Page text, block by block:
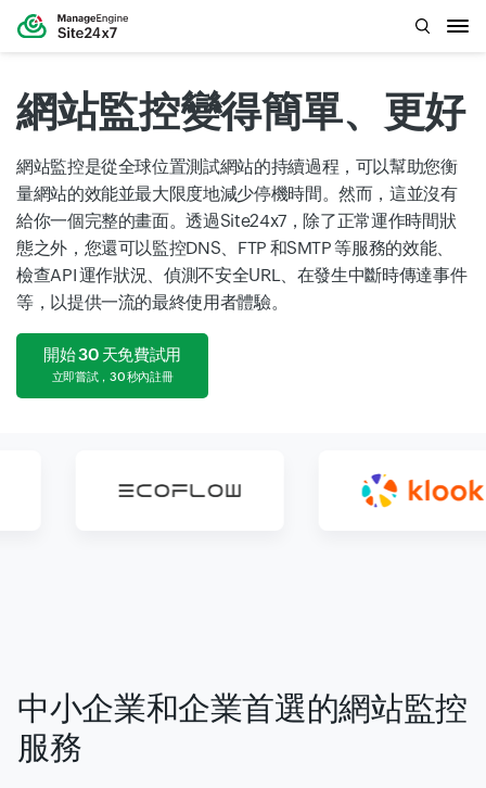
網站監控變得簡單、更好
網站監控是從全球位置測試網站的持續過程，可以幫助您衡
量網站的效能並最大限度地減少停機時間。然而，這並沒有
給你一個完整的畫面。透過Site24x7，除了正常運作時間狀
態之外，您還可以監控DNS、FTP 和SMTP 等服務的效能、
檢查API 運作狀況、偵測不安全URL、在發生中斷時傳達事件
等，以提供一流的最終使用者體驗。
開始 30 天免費試用
立即嘗試，30 秒內註冊
中小企業和企業首選的網站監控
服務